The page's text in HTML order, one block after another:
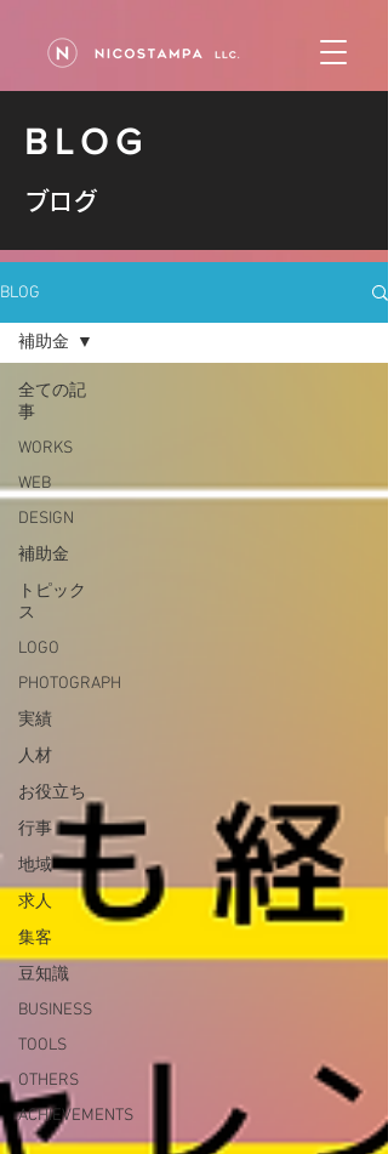
BLOG
ブログ
BLOG
全ての記
事
WORKS
WEB
DESIGN
補助金
トピック
ス
LOGO
PHOTOGRAPH
実績
人材
お役立ち
行事
地域
求人
集客
豆知識
BUSINESS
TOOLS
OTHERS
ACHIEVEMENTS
補助金